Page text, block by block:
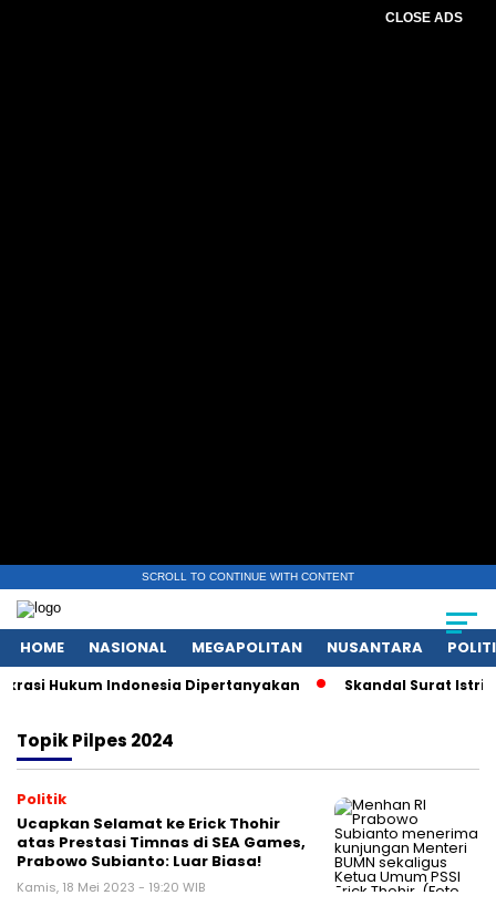
CLOSE ADS
SCROLL TO CONTINUE WITH CONTENT
HOME NASIONAL MEGAPOLITAN NUSANTARA
Hukum Indonesia Dipertanyakan Skandal Surat Istri
TopikPilpes 2024
Politik
Ucapkan Selamat ke Erick Thohir
atas Prestasi Timnas di SEA Games,
Prabowo Subianto: Luar Biasa!
Kamis, 18 Mei 2023 - 19:20 WIB